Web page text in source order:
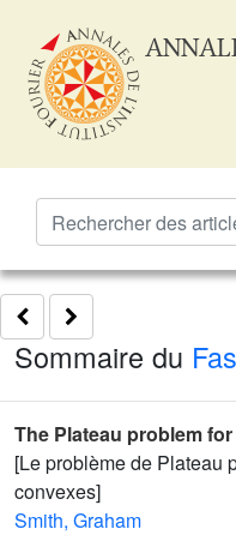
Sommaire du
The Plateau problem
[Le problème de Plateau
convexes]
Smith, Graham